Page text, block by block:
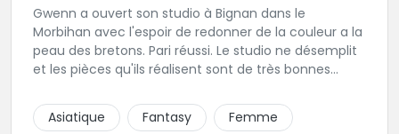
Gwenn a ouvert son studio à Bignan dans le
Morbihan avec l'espoir de redonner de la couleur a la
peau des bretons. Pari réussi. Le studio ne désemplit
et les pièces qu'ils réalisent sont de très bonnes
tout type de projet, son style est éclectique et vous
serez bien réussi par le tatoueur en personne.
Asiatique Fantasy Femme